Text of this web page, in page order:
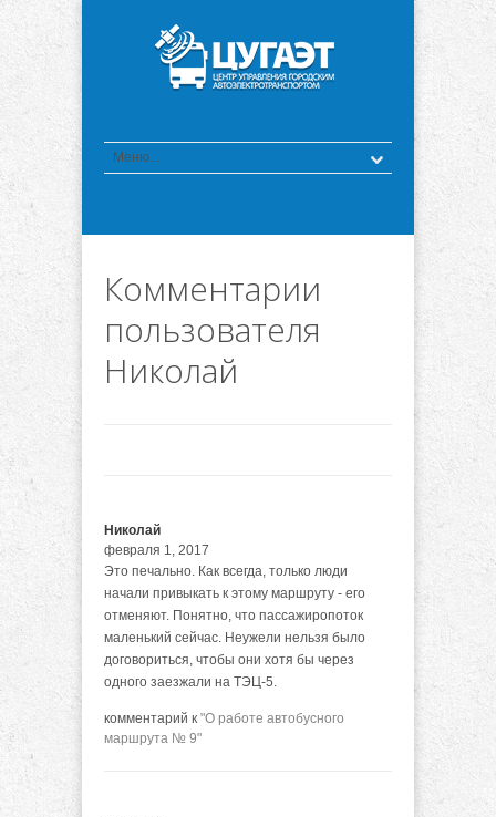
Комментарии
пользователя
Николай
Николай
февраля 1, 2017
Это печально. Как всегда, только люди
начали привыкать к этому маршруту - его
отменяют. Понятно, что пассажиропоток
маленький сейчас. Неужели нельзя было
договориться, чтобы они хотя бы через
одного заезжали на ТЭЦ-5.
комментарий к "О работе автобусного
маршрута № 9"